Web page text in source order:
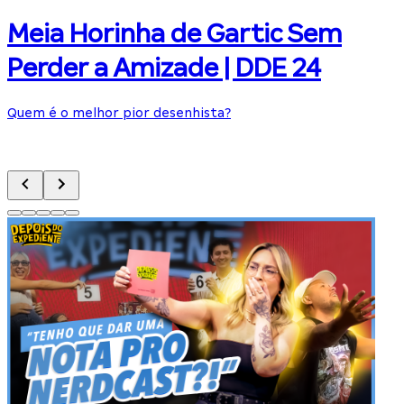
Meia Horinha de Gartic Sem
Perder a Amizade | DDE 24
Quem é o melhor pior desenhista?